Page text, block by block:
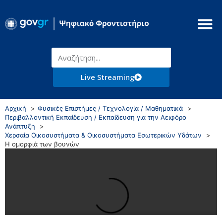
Live Streaming
Αρχική
Φυσικές Επιστήμες / Τεχνολογία / Μαθηματικά
Περιβαλλοντική Εκπαίδευση / Εκπαίδευση για την Αειφόρο
Ανάπτυξη
Χερσαία Οικοσυστήματα & Οικοσυστήματα Εσωτερικών Υδάτων
Η ομορφιά των βουνών